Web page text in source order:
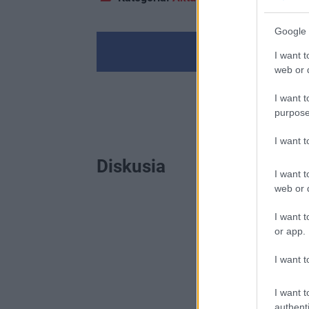
Google
I want
web or
I want
I want
I want
web or
I want
or app.
I want
I want
Diskusia